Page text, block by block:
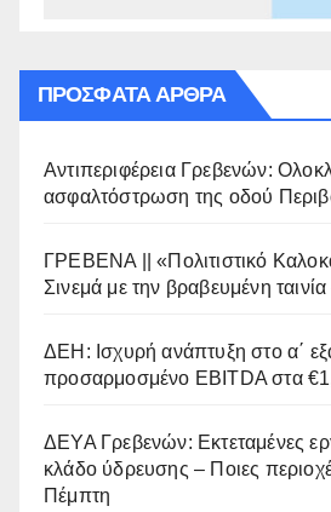
ΠΡΌΣΦΑΤΑ ΆΡΘΡΑ
Αντιπεριφέρεια Γρεβενών:
ασφαλτόστρωση της οδού
ΓΡΕΒΕΝΑ || «Πολιτιστικό
Σινεμά με την βραβευμένη
ΔΕΗ: Ισχυρή ανάπτυξη στο α΄
προσαρμοσμένο EBITDA στα
ΔΕΥΑ Γρεβενών: Εκτεταμένες
κλάδο ύδρευσης – Ποιες
Πέμπτη